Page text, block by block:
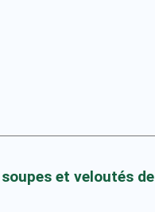
et veloutés de